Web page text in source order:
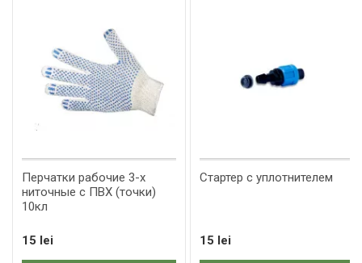
Перчатки рабочие 3-х
ниточные с ПВХ (точки)
10кл
15 lei
Стартер с уплотнителем
15 lei